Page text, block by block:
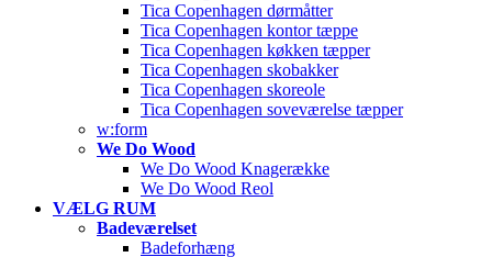
Tica Copenhagen dørmåtter
Tica Copenhagen kontor tæppe
Tica Copenhagen køkken tæpper
Tica Copenhagen skobakker
Tica Copenhagen skoreole
Tica Copenhagen soveværelse tæpper
w:form
We Do Wood
We Do Wood Knagerække
We Do Wood Reol
VÆLG RUM
Badeværelset
Badeforhæng